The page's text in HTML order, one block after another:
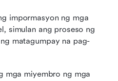
impormasyon ng mga
simulan ang proseso ng
matagumpay na pag-
mga miyembro ng mga